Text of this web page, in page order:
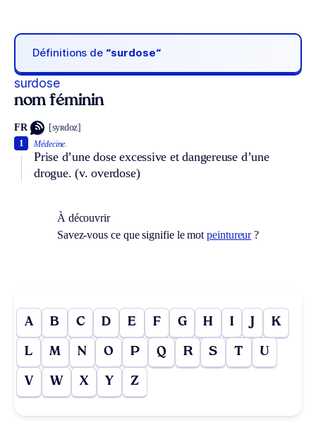
Définitions de “surdose“
surdose
nom féminin
FR [syʀdoz]
Médecine.
Prise d’une dose excessive et dangereuse d’une
drogue.(v. overdose)
1
À découvrir
Savez-vous ce que signifie le motpeintureur?
A B C D E F G H I J K
L M N O P Q R S T U
V W X Y Z